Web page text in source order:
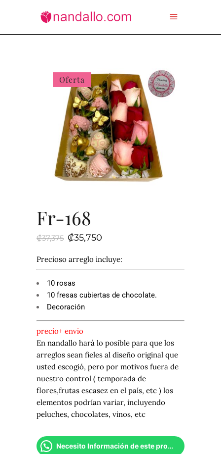
Oferta
Fr-168
₡37,375 El
precio
era:
₡37,375.
₡35,750
es:
₡35,750.
Precioso arreglo incluye:
10 rosas
10 fresas cubiertas de chocolate.
Decoración
precio+ envio
En nandallo hará lo posible para que los
arreglos sean fieles al diseño original que
usted escogió, pero por motivos fuera de
nuestro control ( temporada de
flores,frutas escasez en el país, etc ) los
elementos podrían variar, incluyendo
peluches, chocolates, vinos, etc
Necesito Información de este producto